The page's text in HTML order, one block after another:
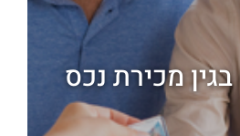
מכירת נכס
מכירת נכס
קרא עוד